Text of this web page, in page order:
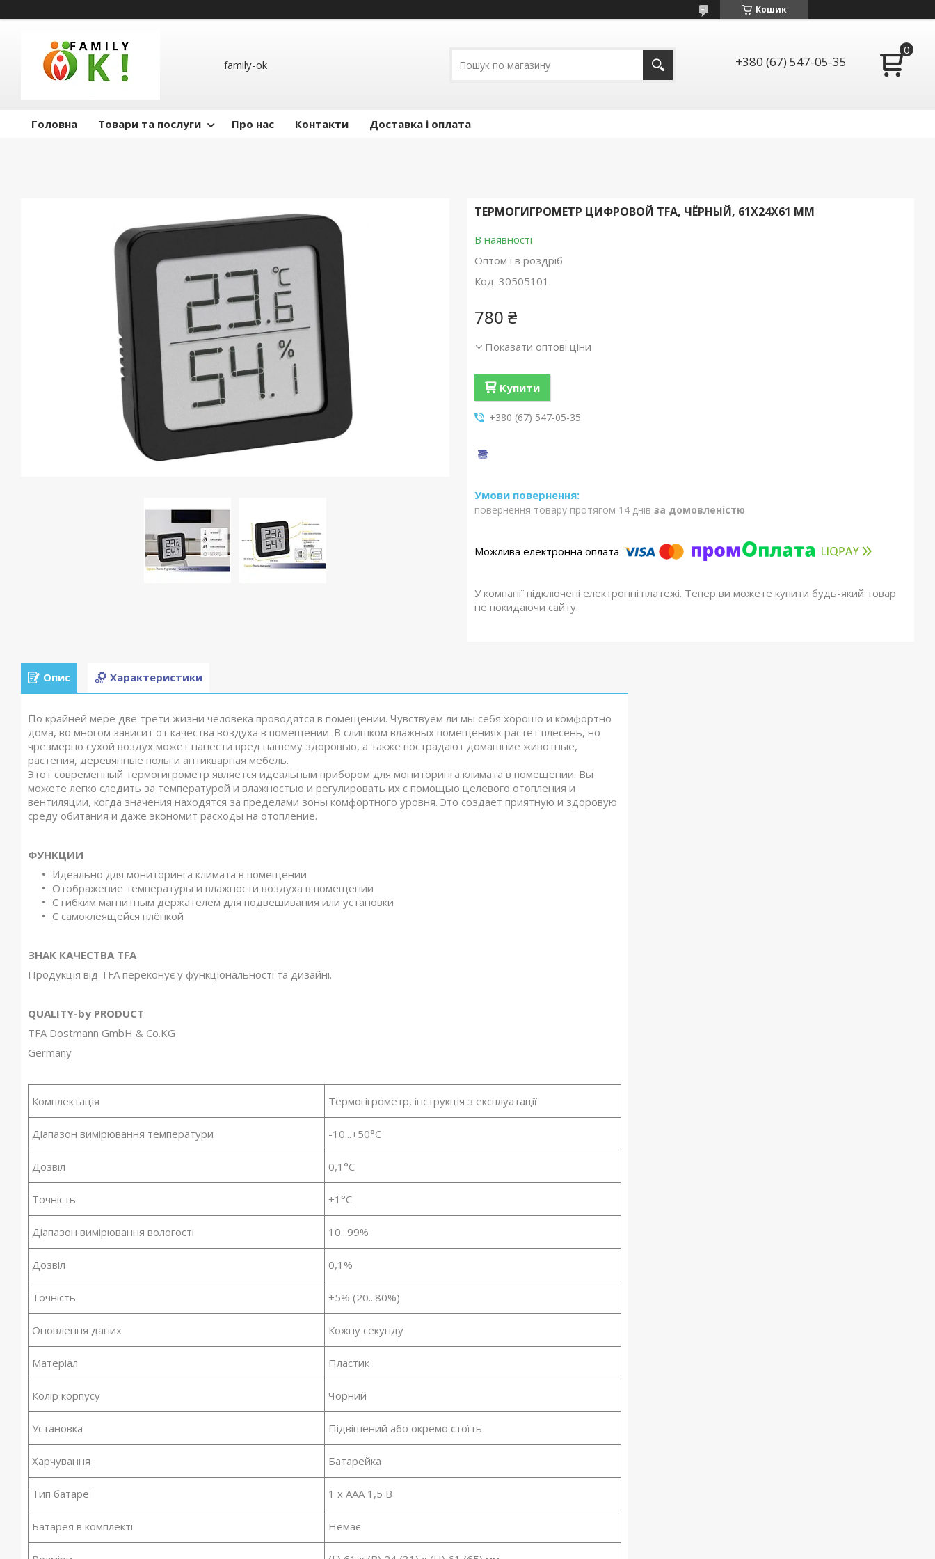
Кошик
family-ok +380 (67) 547-05-35
Головна Товари та послуги Про нас Контакти Доставка і оплата
ТЕРМОГИГРОМЕТР ЦИФРОВОЙ TFA, ЧЁРНЫЙ, 61X24X61 ММ
В наявності
Оптом і в роздріб
Код: 30505101
780 ₴
Показати оптові ціни
Купити
+380 (67) 547-05-35
повернення товару протягом 14 днів за домовленістю
У компанії підключені електронні платежі. Тепер ви можете купити будь-який товар
не покидаючи сайту.
Опис Характеристики
По крайней мере две трети жизни человека проводятся в помещении. Чувствуем ли мы себя хорошо и комфортно
дома, во многом зависит от качества воздуха в помещении. В слишком влажных помещениях растет плесень, но
чрезмерно сухой воздух может нанести вред нашему здоровью, а также пострадают домашние животные,
растения, деревянные полы и антикварная мебель.
Этот современный термогигрометр является идеальным прибором для мониторинга климата в помещении. Вы
можете легко следить за температурой и влажностью и регулировать их с помощью целевого отопления и
вентиляции, когда значения находятся за пределами зоны комфортного уровня. Это создает приятную и здоровую
среду обитания и даже экономит расходы на отопление.
ФУНКЦИИ
Идеально для мониторинга климата в помещении
Отображение температуры и влажности воздуха в помещении
С гибким магнитным держателем для подвешивания или установки
С самоклеящейся плёнкой
ЗНАК КАЧЕСТВА TFA
Продукція від TFA переконує у функціональності та дизайні.
QUALITY-by PRODUCT
TFA Dostmann GmbH & Co.KG
Germany
Комплектація Термогігрометр, інструкція з експлуатації
Діапазон вимірювання температури -10...+50°C
Дозвіл 0,1°C
Точність ±1°C
Діапазон вимірювання вологості 10...99%
Дозвіл 0,1%
Точність ±5% (20...80%)
Оновлення даних Кожну секунду
Матеріал Пластик
Колір корпусу Чорний
Установка Підвішений або окремо стоїть
Харчування Батарейка
Тип батареї 1 x ААА 1,5 В
Батарея в комплекті Немає